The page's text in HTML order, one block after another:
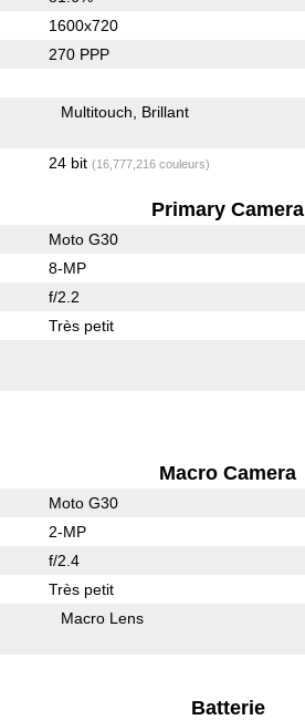
1600x720
270 PPP
Multitouch Brillant
24 bit (16,777,216 couleurs)
Primary Camera
Moto G30
8-MP
f/2.2
Très petit
Macro Camera
Moto G30
2-MP
f/2.4
Très petit
Macro Lens
Batterie